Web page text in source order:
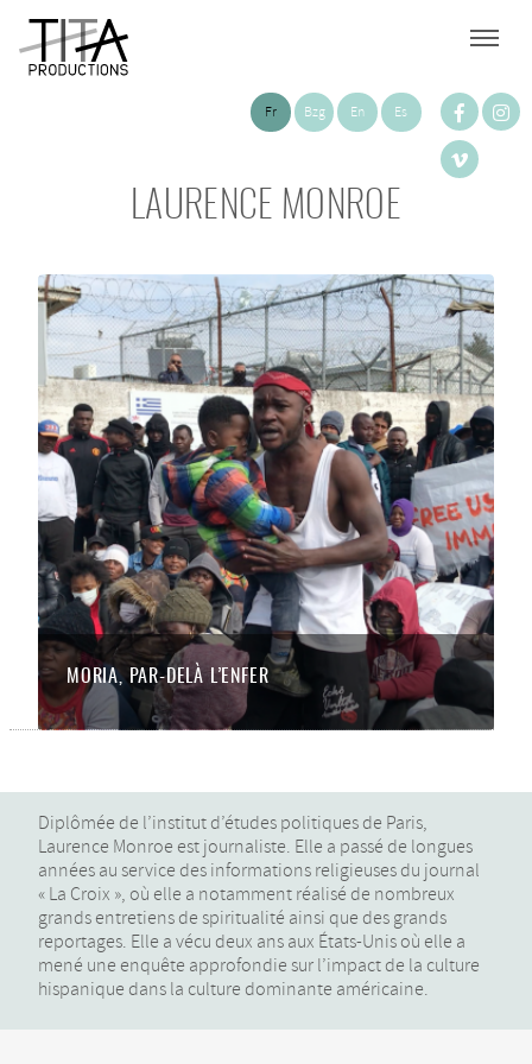
Fr Bzg En Es
LAURENCE MONROE
MORIA, PAR-DELÀ L’ENFER
Diplômée de l’institut d’études politiques de Paris,
Laurence Monroe est journaliste. Elle a passé de longues
années au service des informations religieuses du journal
« La Croix », où elle a notamment réalisé de nombreux
grands entretiens de spiritualité ainsi que des grands
reportages. Elle a vécu deux ans aux États-Unis où elle a
mené une enquête approfondie sur l’impact de la culture
hispanique dans la culture dominante américaine.